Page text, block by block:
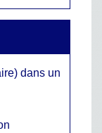
dans un